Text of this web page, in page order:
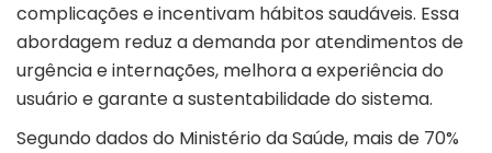
complicações e incentivam hábitos saudáveis. Essa
abordagem reduz a demanda por atendimentos de
urgência e internações, melhora a experiência do
usuário e garante a sustentabilidade do sistema.
Segundo dados do Ministério da Saúde, mais de 70%